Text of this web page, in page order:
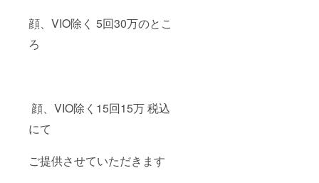
顔、VIO除く 5回30万のとこ
ろ
顔、VIO除く15回15万 税込
にて
ご提供させていただきます